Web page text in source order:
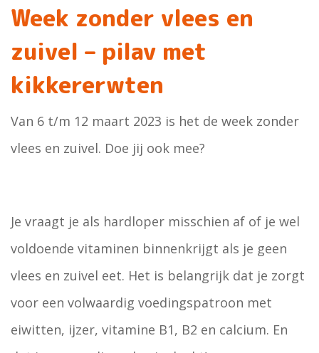
Week zonder vlees en
zuivel – pilav met
kikkererwten
Van 6 t/m 12 maart 2023 is het de week zonder
vlees en zuivel. Doe jij ook mee?
Je vraagt je als hardloper misschien af of je wel
voldoende vitaminen binnenkrijgt als je geen
vlees en zuivel eet. Het is belangrijk dat je zorgt
voor een volwaardig voedingspatroon met
eiwitten, ijzer, vitamine B1, B2 en calcium. En